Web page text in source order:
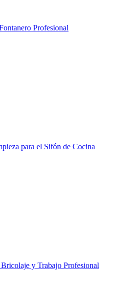
Profesional
para el Sifón de Cocina
y Trabajo Profesional